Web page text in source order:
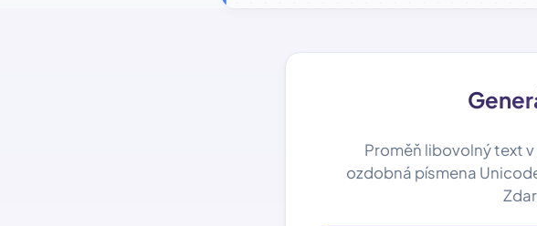
Proměň libovolný text v
ozdobná písmena